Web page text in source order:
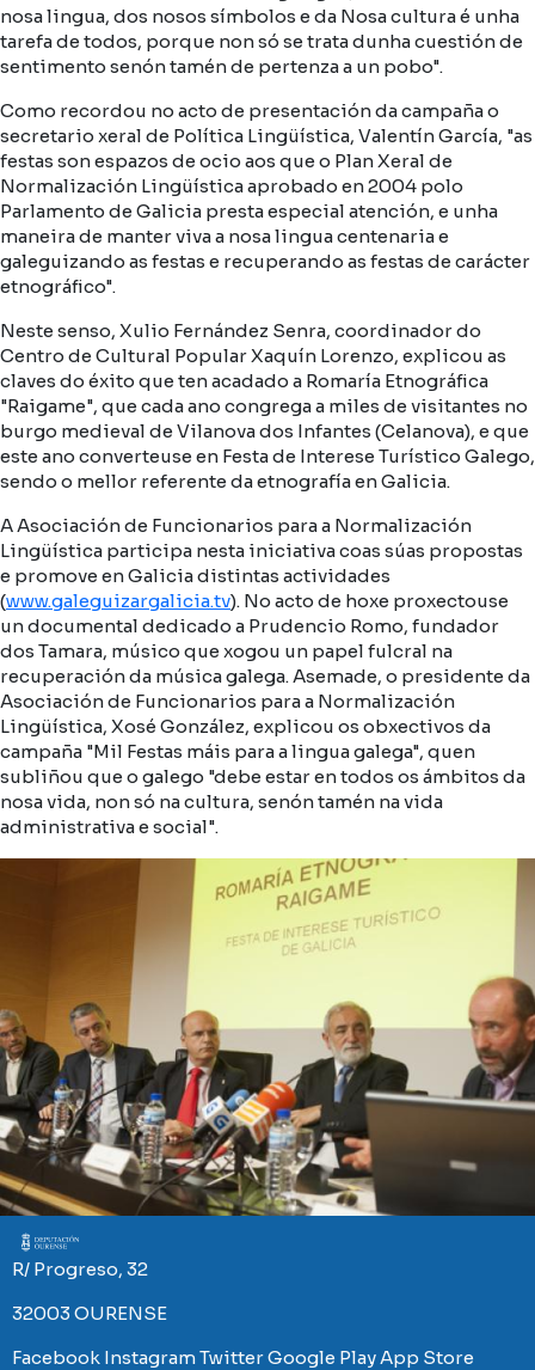
nosa lingua, dos nosos símbolos e da Nosa cultura é unha
tarefa de todos, porque non só se trata dunha cuestión de
sentimento senón tamén de pertenza a un pobo".
Como recordou no acto de presentación da campaña o
secretario xeral de Política Lingüística, Valentín García, "as
festas son espazos de ocio aos que o Plan Xeral de
Normalización Lingüística aprobado en 2004 polo
Parlamento de Galicia presta especial atención, e unha
maneira de manter viva a nosa lingua centenaria e
galeguizando as festas e recuperando as festas de carácter
etnográfico".
Neste senso, Xulio Fernández Senra, coordinador do
Centro de Cultural Popular Xaquín Lorenzo, explicou as
claves do éxito que ten acadado a Romaría Etnográfica
"Raigame", que cada ano congrega a miles de visitantes no
burgo medieval de Vilanova dos Infantes (Celanova), e que
este ano converteuse en Festa de Interese Turístico Galego,
sendo o mellor referente da etnografía en Galicia.
A Asociación de Funcionarios para a Normalización
Lingüística participa nesta iniciativa coas súas propostas
e promove en Galicia distintas actividades
(www.galeguizargalicia.tv). No acto de hoxe proxectouse
un documental dedicado a Prudencio Romo, fundador
dos Tamara, músico que xogou un papel fulcral na
recuperación da música galega. Asemade, o presidente da
Asociación de Funcionarios para a Normalización
Lingüística, Xosé González, explicou os obxectivos da
campaña "Mil Festas máis para a lingua galega", quen
subliñou que o galego "debe estar en todos os ámbitos da
nosa vida, non só na cultura, senón tamén na vida
administrativa e social".
Imaxe
R/ Progreso, 32
32003 OURENSE
Facebook InstagramTwitterGoogle PlayApp Store